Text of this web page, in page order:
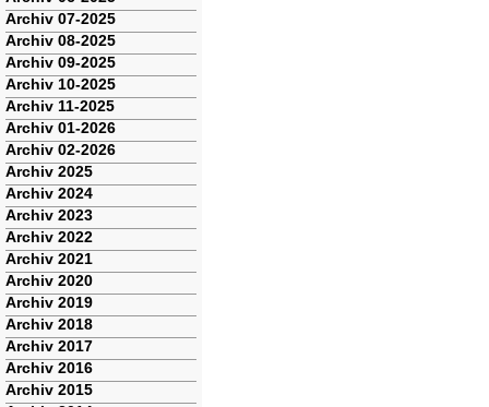
Archiv 07-2025
Archiv 08-2025
Archiv 09-2025
Archiv 10-2025
Archiv 11-2025
Archiv 01-2026
Archiv 02-2026
Archiv 2025
Archiv 2024
Archiv 2023
Archiv 2022
Archiv 2021
Archiv 2020
Archiv 2019
Archiv 2018
Archiv 2017
Archiv 2016
Archiv 2015